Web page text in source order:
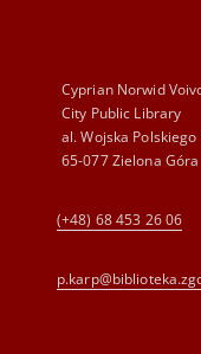
Cyprian Norwid
City Public Library
al. Wojska Polskiego
65-077 Zielona Góra
(+48) 68 453 26 06